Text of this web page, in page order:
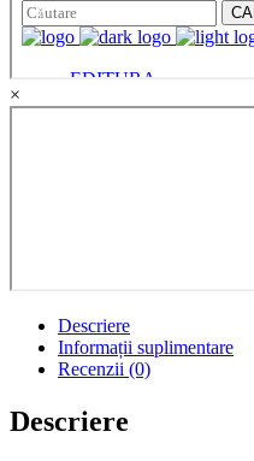
DOLMETSCHEN
quantity
×
Descriere
Informații suplimentare
Recenzii (0)
Descriere